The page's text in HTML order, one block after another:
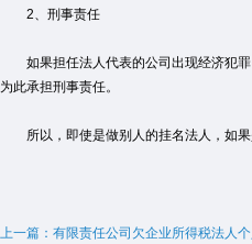
2、刑事责任
如果担任法人代表的公司出现经济犯罪
为此承担刑事责任。
所以，即使是做别人的挂名法人，如果
上一篇：有限责任公司欠企业所得税法人